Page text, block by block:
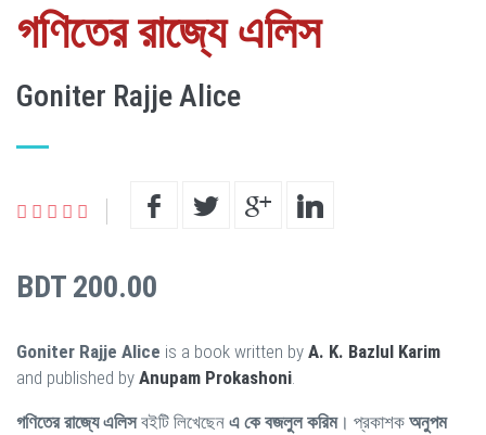
গণিতের রাজ্যে এলিস
Goniter Rajje Alice
BDT 200.00
Goniter Rajje Alice is a book written by A. K. Bazlul Karim
and published by Anupam Prokashoni
গণিতের রাজ্যে এলিসবইটি লিখেছেন এ কে বজলুল করিম। প্রকাশক অনুপম